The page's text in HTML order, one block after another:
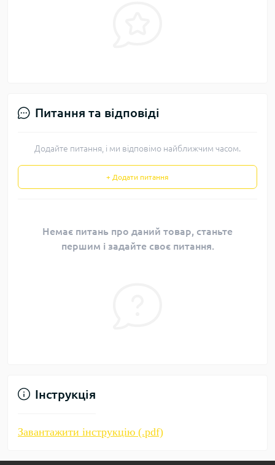
Питання та відповіді
Додайте питання, і ми відповімо найближчим часом.
+ Додати питання
Немає питань про даний товар, станьте
першим і задайте своє питання.
Інструкція
Завантажити інструкцію (.pdf)